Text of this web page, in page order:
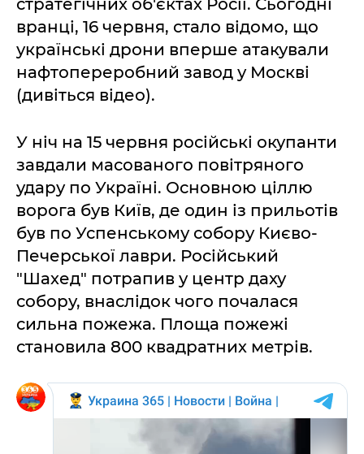
стратегічних об'єктах Росії. Сьогодні
вранці, 16 червня, стало відомо, що
українські дрони вперше атакували
нафтопереробний завод у Москві
(дивіться відео).
У ніч на 15 червня російські окупанти
завдали масованого повітряного
удару по Україні. Основною ціллю
ворога був Київ, де один із прильотів
був по Успенському собору Києво-
Печерської лаври. Російський
"Шахед" потрапив у центр даху
собору, внаслідок чого почалася
сильна пожежа. Площа пожежі
становила 800 квадратних метрів.